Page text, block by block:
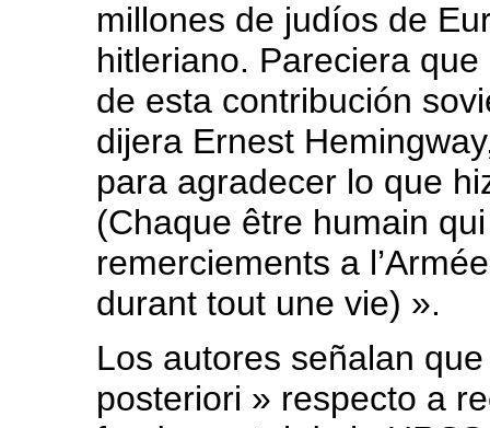
millones de judíos de
hitleriano. Pareciera
de esta contribución
dijera Ernest
para agradecer lo que
(Chaque être humain
remerciements a
durant tout une vie) ».
Los autores señalan
posteriori » respecto a